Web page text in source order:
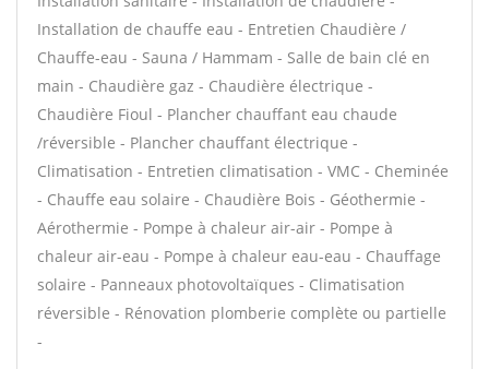
Installation de chauffe eau - Entretien Chaudière /
Chauffe-eau - Sauna / Hammam - Salle de bain clé en
main - Chaudière gaz - Chaudière électrique -
Chaudière Fioul - Plancher chauffant eau chaude
/réversible - Plancher chauffant électrique -
Climatisation - Entretien climatisation - VMC - Cheminée
- Chauffe eau solaire - Chaudière Bois - Géothermie -
Aérothermie - Pompe à chaleur air-air - Pompe à
chaleur air-eau - Pompe à chaleur eau-eau - Chauffage
solaire - Panneaux photovoltaïques - Climatisation
réversible - Rénovation plomberie complète ou partielle
-